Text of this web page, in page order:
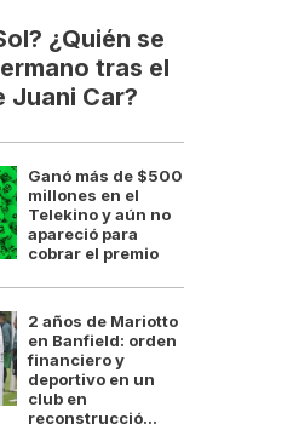
¿Quién se
tras el
Juani Car?
Ganó más de $500
millones en el
Telekino y aún no
apareció para
cobrar el premio
2 años de Mariotto
en Banfield: orden
financiero y
deportivo en un
club en
reconstrucció...